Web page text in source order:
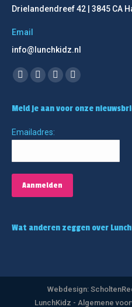
Drielandendreef 42 | 3845 CA
Email
info@lunchkidz.nl
Vind ons op:
Facebook
opens
new
Linkedin
opens
in
new
Instagram
opens
new
Mail
opens
new
Meld je aan voor onze
Emailadres:
Wat anderen zeggen over
Webdesign:
LunchKidz - Algemene